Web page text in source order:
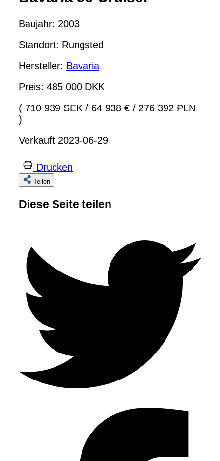
Baujahr: 2003
Standort: Rungsted
Hersteller: Bavaria
Preis: 485 000 DKK
( 710 939 SEK / 64 938 € / 276 392 PLN
)
Verkauft 2023-06-29
Drucken
Teilen
Diese Seite teilen